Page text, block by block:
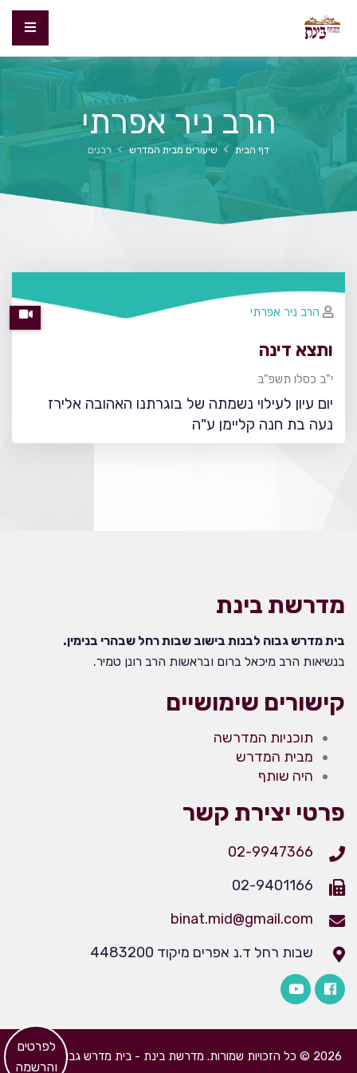
הרב ניר אפרתי
דף הבית שיעורים מבית המדרש רבנים
ותצא דינה
י"ב כסלו תשפ"ב
יום עיון לעילוי נשמתה של בוגרתנו האהובה אלירז
נעה בת חנה קליימן ע"ה
הרב ניר אפרתי
מדרשת בינת
בית מדרש גבוה לבנות בישוב שבות רחל שבהרי בנימין.
בנשיאות הרב מיכאל ברום ובראשות הרב רונן טמיר.
קישורים שימושיים
תוכניות המדרשה
מבית המדרש
היה שותף
פרטי יצירת קשר
02-9947366
02-9401166
binat.mid@gmail.com
שבות רחל ד.נ אפרים מיקוד 4483200
2026 © כל הזכויות שמורות. מדרשת בינת - בית מדרש גבוה לבנות
​לפרטים
והרשמה